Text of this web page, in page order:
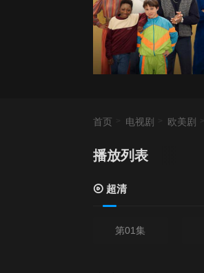
首页 电视剧 欧美剧
播放列表
超清
第01集